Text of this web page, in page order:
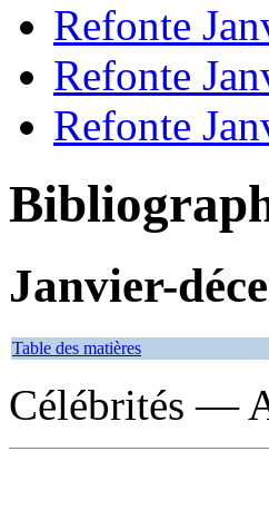
Refonte
Refonte
Refonte
Janvier-
Table des matières
Célébrités —